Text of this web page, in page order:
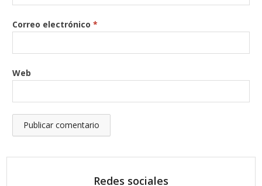
Correo electrónico*
Web
Redes sociales